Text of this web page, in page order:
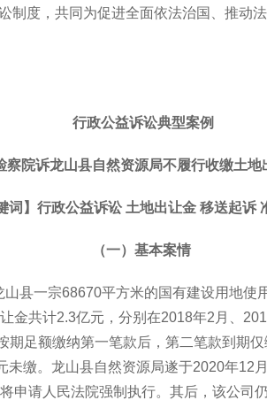
制度，共同为促进全面依法治国、推动
行政公益诉讼典型案例
察院诉龙山县自然资源局不履行收缴土
词】行政公益诉讼 土地出让金 移送起诉
（一）基本案情
县一宗68670平方米的国有建设用地使
金共计2.3亿元，分别在2018年2月、
足额缴纳第一笔款后，第二笔款到期
缴。龙山县自然资源局遂于2020年12
申请人民法院强制执行。其后，该公司